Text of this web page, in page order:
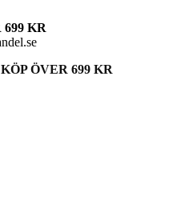
KR
ÖVER 699 KR